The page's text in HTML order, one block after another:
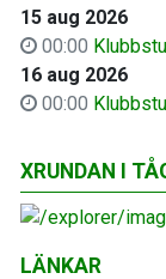
15 aug 2026
00:00
16 aug 2026
00:00
XRUNDAN I
LÄNKAR